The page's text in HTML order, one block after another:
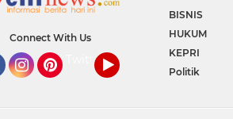
Connect With Us
Twitter
BISNIS
HUKUM
KEPRI
Politik